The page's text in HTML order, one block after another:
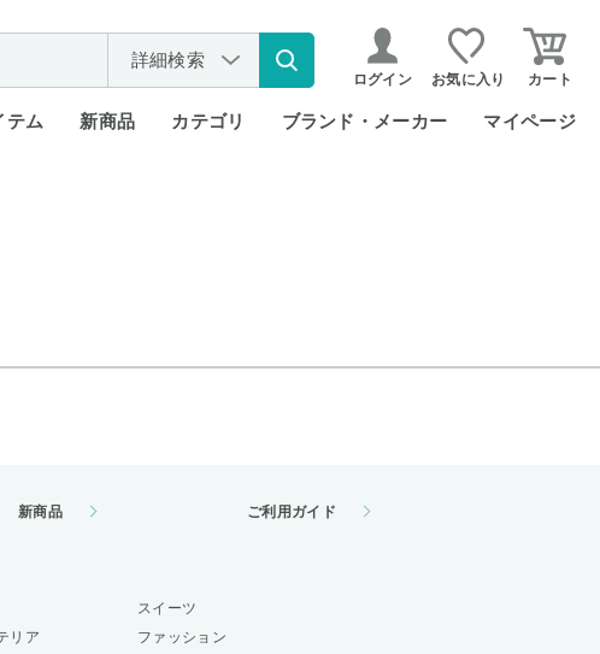
詳細検索
ログイン お気に入り カート
テム 新商品 カテゴリ ブランド・メーカー マイページ
新商品 ご利用ガイド
スイーツ
リア
ファッション